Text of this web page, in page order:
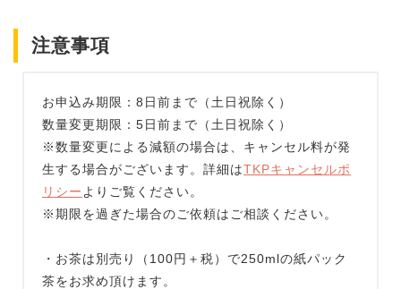
注意事項
お申込み期限：8日前まで（土日祝除く）
数量変更期限：5日前まで（土日祝除く）
※数量変更による減額の場合は、キャンセル料が発
生する場合がございます。詳細はTKPキャンセルポ
リシー よりご覧ください。
※期限を過ぎた場合のご依頼はご相談ください。
・お茶は別売り（100円＋税）で250mlの紙パック
茶をお求め頂けます。